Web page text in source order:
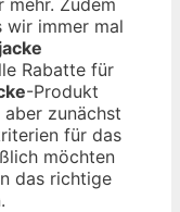
wir immer mal
Rabatte für
-Produkt
zunächst
für das
möchten
das richtige